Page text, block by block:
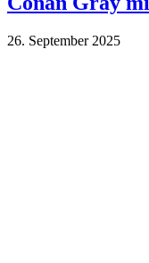
26. September 2025